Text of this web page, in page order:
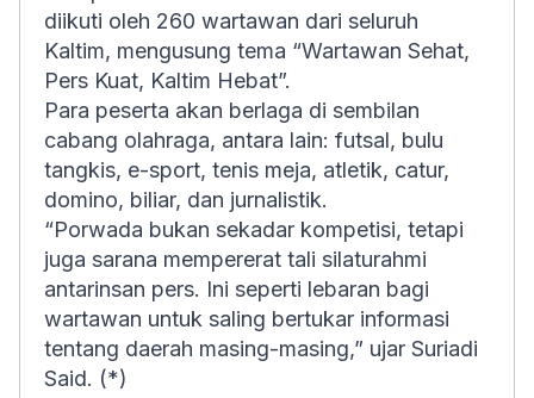
diikuti oleh 260 wartawan dari seluruh
Kaltim, mengusung tema “Wartawan Sehat,
Pers Kuat, Kaltim Hebat”.
Para peserta akan berlaga di sembilan
cabang olahraga, antara lain: futsal, bulu
tangkis, e-sport, tenis meja, atletik, catur,
domino, biliar, dan jurnalistik.
“Porwada bukan sekadar kompetisi, tetapi
juga sarana mempererat tali silaturahmi
antarinsan pers. Ini seperti lebaran bagi
wartawan untuk saling bertukar informasi
tentang daerah masing-masing,” ujar Suriadi
Said. (*)